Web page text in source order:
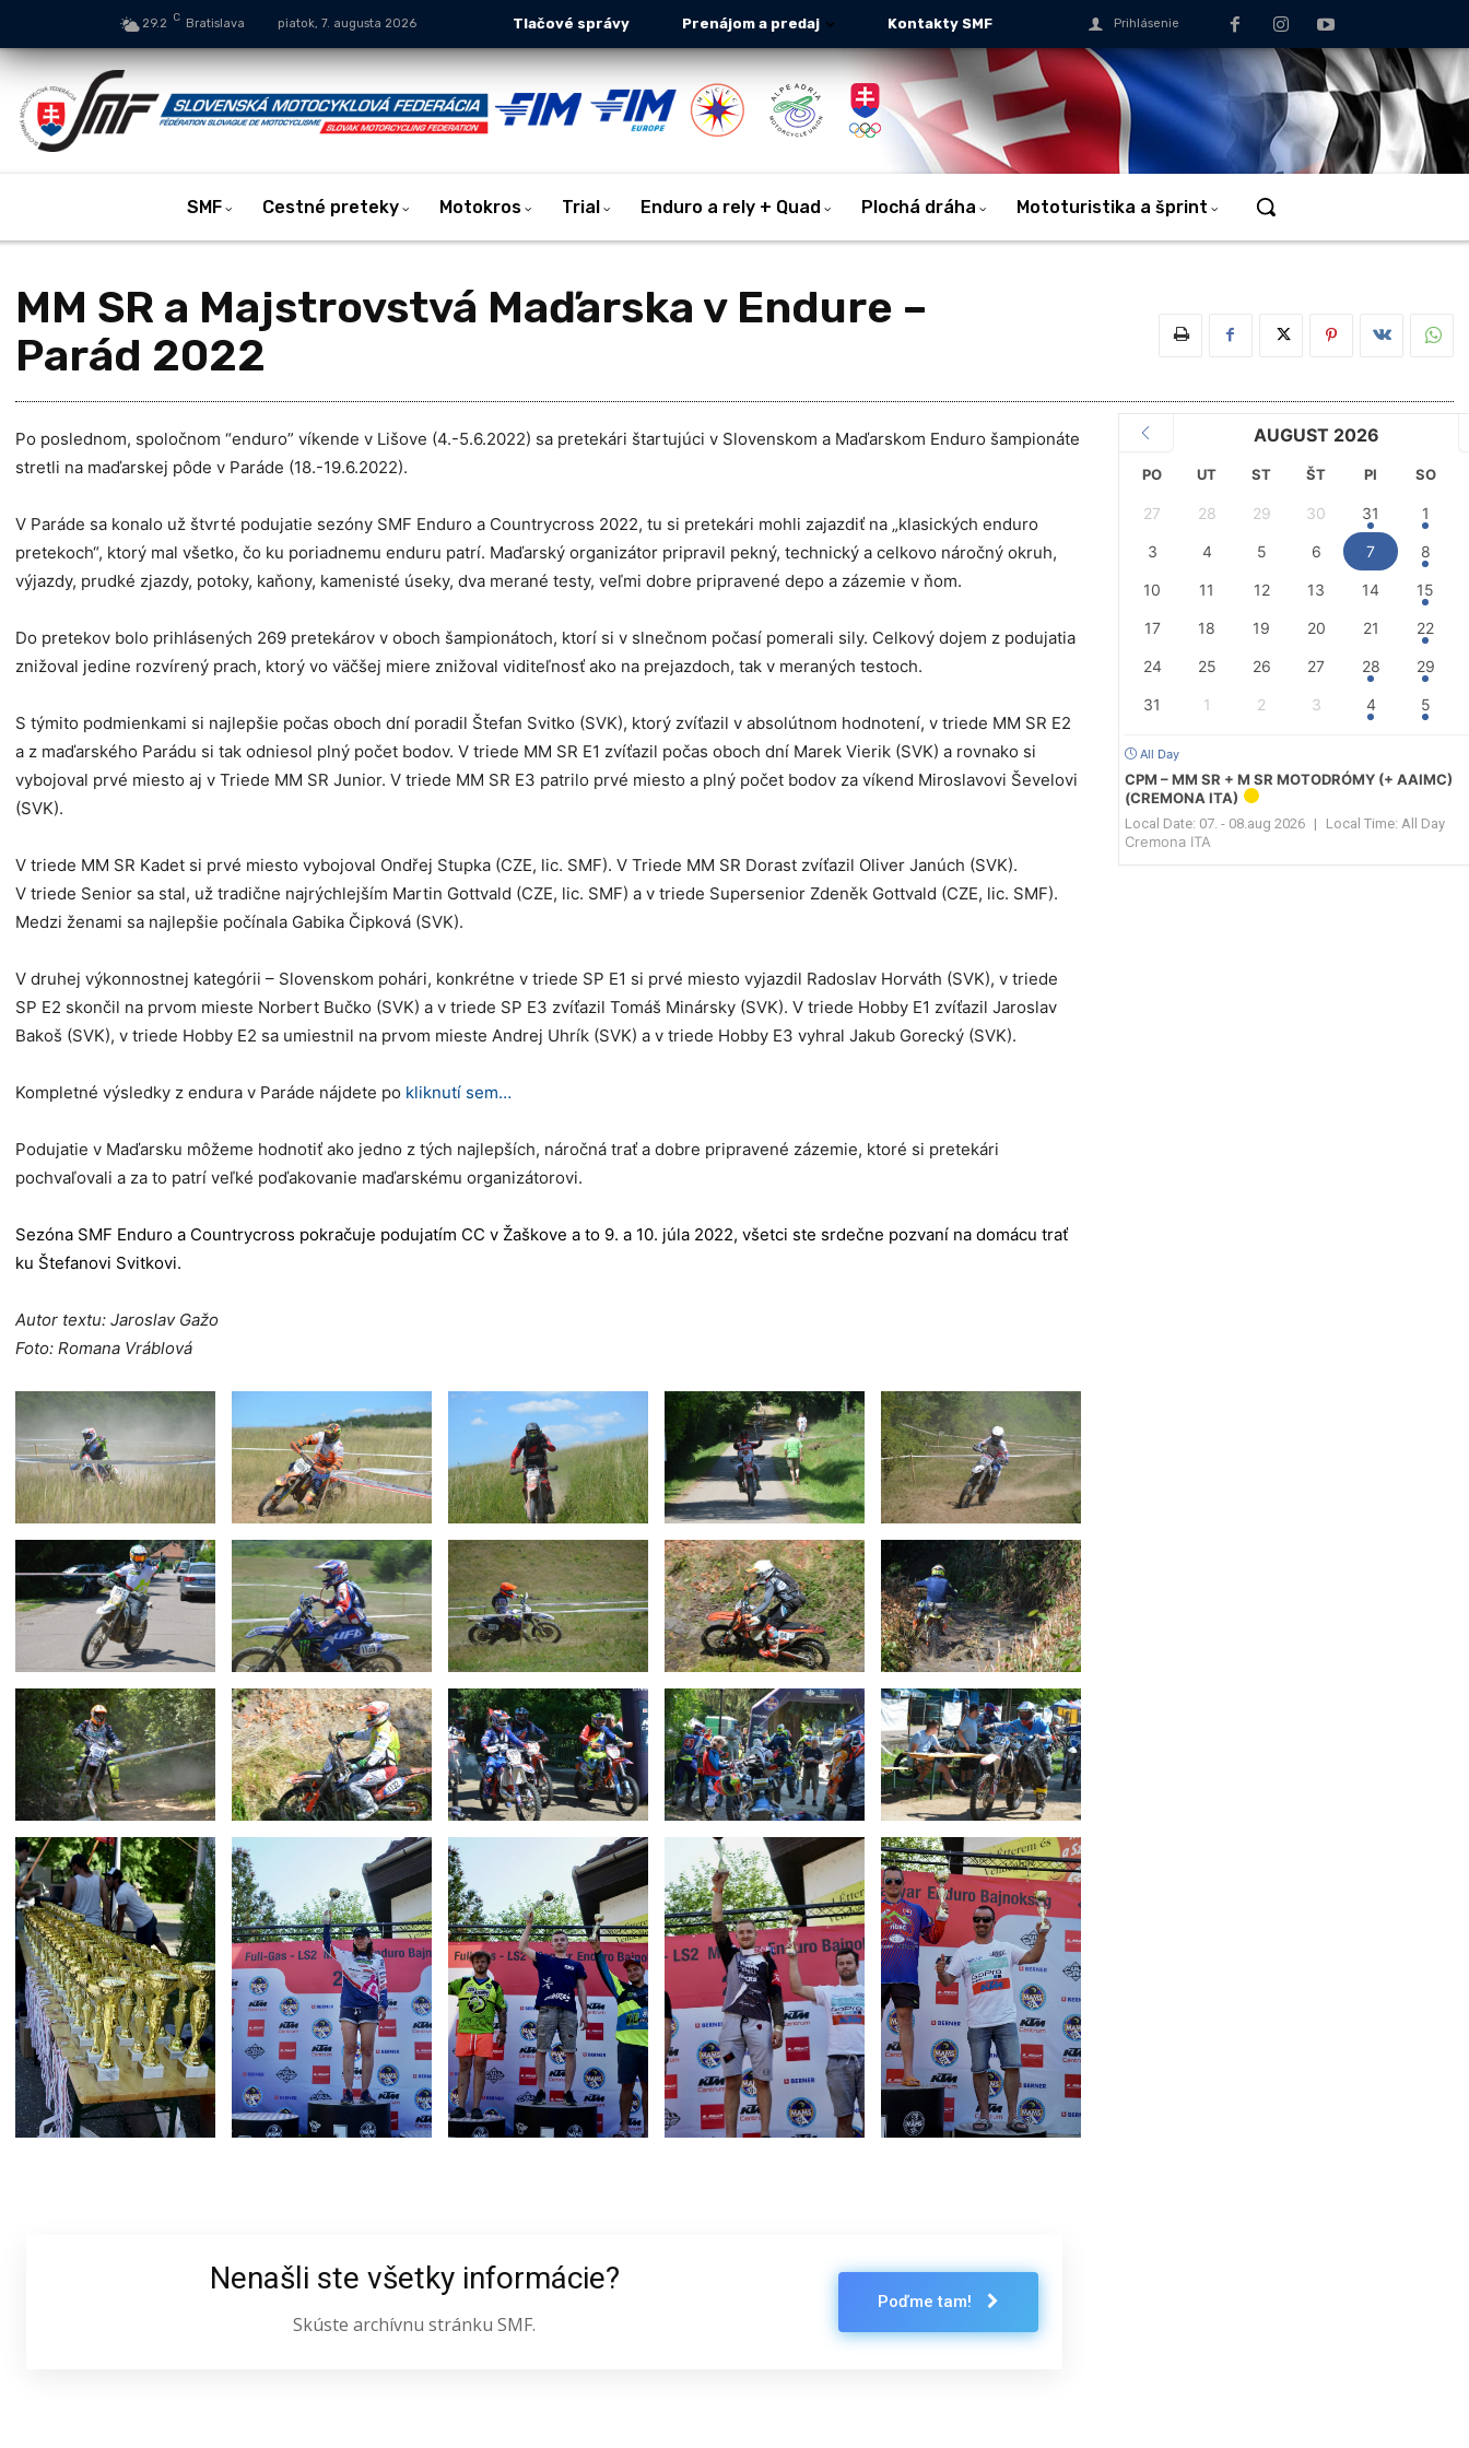
29.2 C Bratislava piatok, 7. augusta 2026 Tlačové správy Prenájom a predaj Kontakty SMF Prihlásenie
SMF Cestné preteky Motokros Trial Enduro a rely + Quad Plochá dráha Mototuristika a šprint
MM SR a Majstrovstvá Maďarska v Endure –
Parád 2022
Po poslednom, spoločnom “enduro” víkende v Lišove (4.-5.6.2022) sa pretekári štartujúci v Slovenskom a Maďarskom Enduro šampionáte
stretli na maďarskej pôde v Paráde (18.-19.6.2022).
V Paráde sa konalo už štvrté podujatie sezóny SMF Enduro a Countrycross 2022, tu si pretekári mohli zajazdiť na „klasických enduro
pretekoch“, ktorý mal všetko, čo ku poriadnemu enduru patrí. Maďarský organizátor pripravil pekný, technický a celkovo náročný okruh,
výjazdy, prudké zjazdy, potoky, kaňony, kamenisté úseky, dva merané testy, veľmi dobre pripravené depo a zázemie v ňom.
Do pretekov bolo prihlásených 269 pretekárov v oboch šampionátoch, ktorí si v slnečnom počasí pomerali sily. Celkový dojem z podujatia
znižoval jedine rozvírený prach, ktorý vo väčšej miere znižoval viditeľnosť ako na prejazdoch, tak v meraných testoch.
S týmito podmienkami si najlepšie počas oboch dní poradil Štefan Svitko (SVK), ktorý zvíťazil v absolútnom hodnotení, v triede MM SR E2
a z maďarského Parádu si tak odniesol plný počet bodov. V triede MM SR E1 zvíťazil počas oboch dní Marek Vierik (SVK) a rovnako si
vybojoval prvé miesto aj v Triede MM SR Junior. V triede MM SR E3 patrilo prvé miesto a plný počet bodov za víkend Miroslavovi Ševelovi
(SVK).
V triede MM SR Kadet si prvé miesto vybojoval Ondřej Stupka (CZE, lic. SMF). V Triede MM SR Dorast zvíťazil Oliver Janúch (SVK).
V triede Senior sa stal, už tradične najrýchlejším Martin Gottvald (CZE, lic. SMF) a v triede Supersenior Zdeněk Gottvald (CZE, lic. SMF).
Medzi ženami sa najlepšie počínala Gabika Čipková (SVK).
V druhej výkonnostnej kategórii – Slovenskom pohári, konkrétne v triede SP E1 si prvé miesto vyjazdil Radoslav Horváth (SVK), v triede
SP E2 skončil na prvom mieste Norbert Bučko (SVK) a v triede SP E3 zvíťazil Tomáš Minársky (SVK). V triede Hobby E1 zvíťazil Jaroslav
Bakoš (SVK), v triede Hobby E2 sa umiestnil na prvom mieste Andrej Uhrík (SVK) a v triede Hobby E3 vyhral Jakub Gorecký (SVK).
Kompletné výsledky z endura v Paráde nájdete po kliknutí sem…
Podujatie v Maďarsku môžeme hodnotiť ako jedno z tých najlepších, náročná trať a dobre pripravené zázemie, ktoré si pretekári
pochvaľovali a za to patrí veľké poďakovanie maďarskému organizátorovi.
Sezóna SMF Enduro a Countrycross pokračuje podujatím CC v Žaškove a to 9. a 10. júla 2022, všetci ste srdečne pozvaní na domácu trať
ku Štefanovi Svitkovi.
Autor textu: Jaroslav Gažo
Foto: Romana Vráblová
AUGUST 2026
PO UT ST ŠT PI SO
27 28 29 30 31 1
3 4 5 6 7 8
10 11 12 13 14 15
17 18 19 20 21 22
24 25 26 27 28 29
31 1 2 3 4 5
All Day
CPM – MM SR + M SR MOTODRÓMY (+ AAIMC)
(CREMONA ITA)
Local Date: 07. - 08.aug 2026 | Local Time: All Day
Cremona ITA
Nenašli ste všetky informácie?
Skúste archívnu stránku SMF.
Poďme tam!